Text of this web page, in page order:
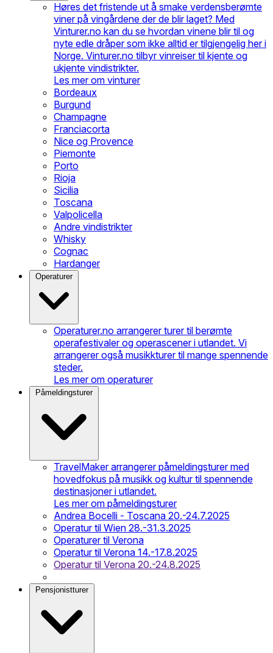
Høres det fristende ut å smake verdensberømte
viner på vingårdene der de blir laget? Med
Vinturer.no kan du se hvordan vinene blir til og
nyte edle dråper som ikke alltid er tilgjengelig her i
Norge. Vinturer.no tilbyr vinreiser til kjente og
ukjente vindistrikter.
Les mer om vinturer
Bordeaux
Burgund
Champagne
Franciacorta
Nice og Provence
Piemonte
Porto
Rioja
Sicilia
Toscana
Valpolicella
Andre vindistrikter
Whisky
Cognac
Hardanger
Operaturer
Operaturer.no arrangerer turer til berømte
operafestivaler og operascener i utlandet. Vi
arrangerer også musikkturer til mange spennende
steder.
Les mer om operaturer
Påmeldingsturer
TravelMaker arrangerer påmeldingsturer med
hovedfokus på musikk og kultur til spennende
destinasjoner i utlandet.
Les mer om påmeldingsturer
Andrea Bocelli - Toscana 20.-24.7.2025
Operatur til Wien 28.-31.3.2025
Operaturer til Verona
Operatur til Verona 14.-17.8.2025
Operatur til Verona 20.-24.8.2025
Pensjonistturer